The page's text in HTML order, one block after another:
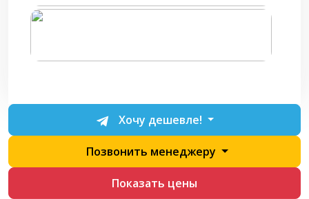
Хочу дешевле!
Позвонить менеджеру
Показать цены